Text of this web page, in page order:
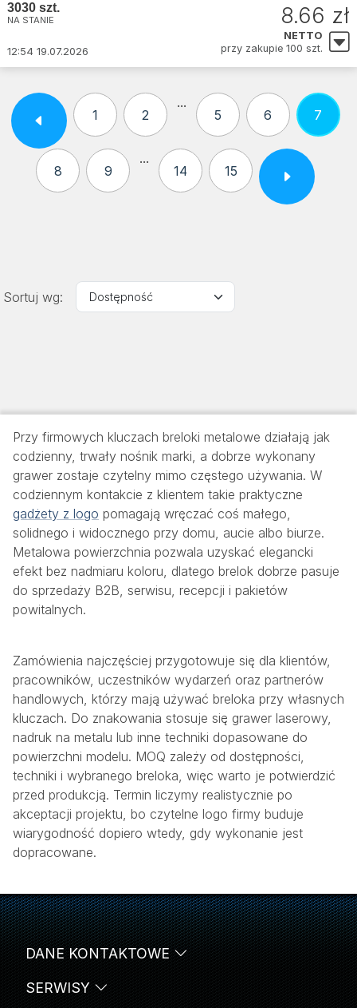
Przy firmowych kluczach breloki metalowe działają jak
codzienny, trwały nośnik marki, a dobrze wykonany
grawer zostaje czytelny mimo częstego używania. W
codziennym kontakcie z klientem takie praktyczne
gadżety z logo pomagają wręczać coś małego,
solidnego i widocznego przy domu, aucie albo biurze.
Metalowa powierzchnia pozwala uzyskać elegancki
efekt bez nadmiaru koloru, dlatego brelok dobrze pasuje
do sprzedaży B2B, serwisu, recepcji i pakietów
powitalnych.
Zamówienia najczęściej przygotowuje się dla klientów,
pracowników, uczestników wydarzeń oraz partnerów
handlowych, którzy mają używać breloka przy własnych
kluczach. Do znakowania stosuje się grawer laserowy,
nadruk na metalu lub inne techniki dopasowane do
powierzchni modelu. MOQ zależy od dostępności,
techniki i wybranego breloka, więc warto je potwierdzić
przed produkcją. Termin liczymy realistycznie po
akceptacji projektu, bo czytelne logo firmy buduje
wiarygodność dopiero wtedy, gdy wykonanie jest
dopracowane.
3030 szt.
NA STANIE
12:54 19.07.2026
8.66 zł
NETTO
przy zakupie 100 szt.
1 2
...
5 6 7
8 9
...
14 15
Sortuj wg:
SERWISY
DANE KONTAKTOWE